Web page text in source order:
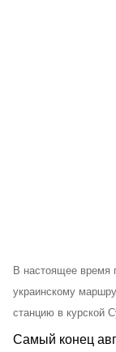
В настоящее время
украинскому
станцию в курской
Самый конец